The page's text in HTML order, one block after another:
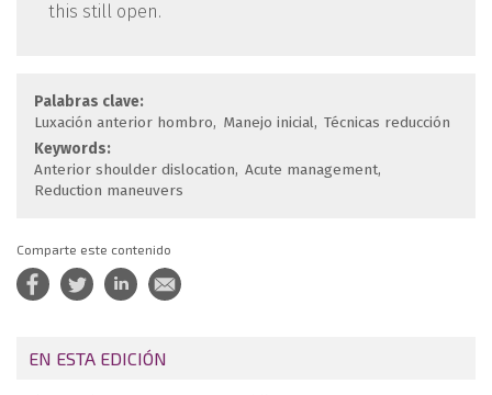
this still open.
Palabras clave:
Luxación anterior hombro
Manejo inicial Técnicas reducción
Keywords:
Anterior shoulder dislocation Acute management
Reduction maneuvers
Comparte este contenido
EN ESTA EDICIÓN